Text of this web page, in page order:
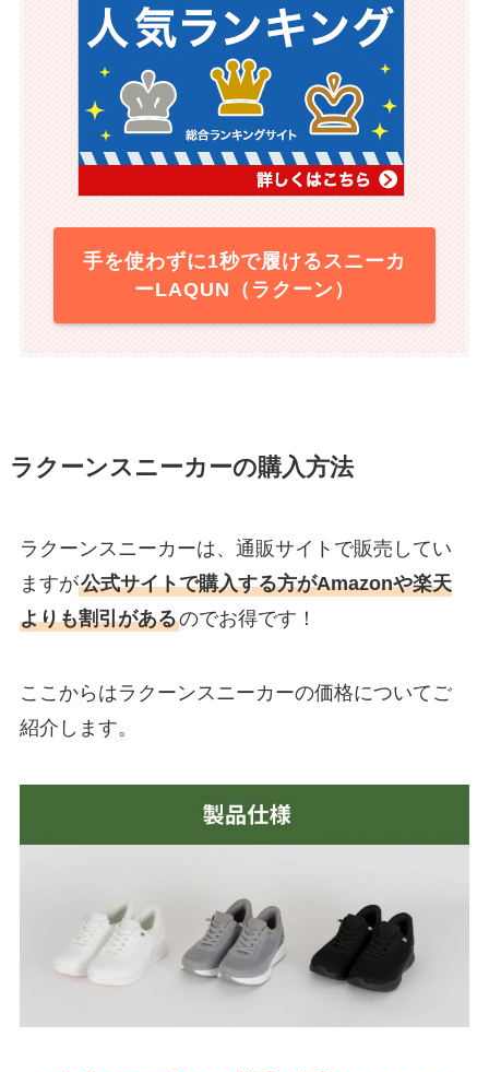
手を使わずに1秒で履けるスニーカ
ーLAQUN（ラクーン）
ラクーンスニーカーの購入方法
ラクーンスニーカーは、通販サイトで販売してい
ますが公式サイトで購入する方がAmazonや楽天
よりも割引があるのでお得です！
ここからはラクーンスニーカーの価格についてご
紹介します。